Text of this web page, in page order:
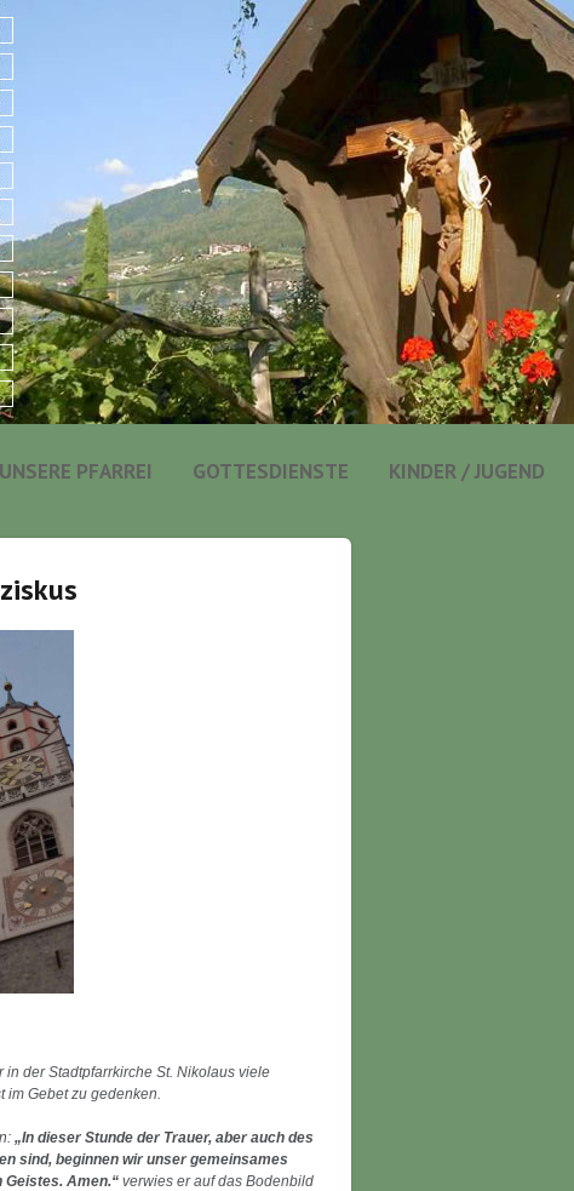
UNSERE PFARREI GOTTESDIENSTE KINDER / JUGEND
in der Stadtpfarrkirche St. Nikolaus viele
Gebet zu gedenken.
„In dieser Stunde der Trauer, aber auch des
sind, beginnen wir unser gemeinsames
Geistes. Amen.“ verwies er auf das Bodenbild